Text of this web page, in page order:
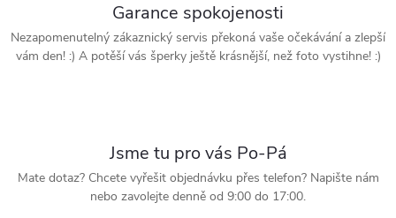
Garance spokojenosti
Nezapomenutelný zákaznický servis překoná vaše očekávání a zlepší
vám den! :) A potěší vás šperky ještě krásnější, než foto vystihne! :)
Jsme tu pro vás Po-Pá
Mate dotaz? Chcete vyřešit objednávku přes telefon? Napište nám
nebo zavolejte denně od 9:00 do 17:00.